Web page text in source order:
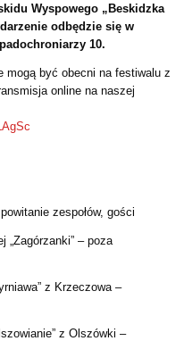
Wyspowego „Beskidzka
odbędzie się w
10.
być obecni na festiwalu z
online na naszej
zespołów, gości
„Zagórzanki” – poza
z Krzeczowa –
z Olszówki –